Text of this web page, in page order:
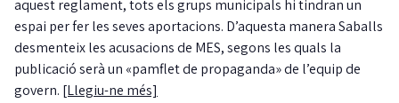
aquest reglament, tots els grups municipals hi tindran un
espai per fer les seves aportacions. D’aquesta manera Saballs
desmenteix les acusacions de MES, segons les quals la
publicació serà un «pamflet de propaganda» de l’equip de
govern. [Llegiu-ne més]